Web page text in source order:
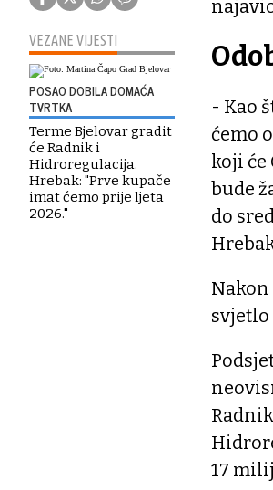
VEZANE VIJESTI
POSAO DOBILA DOMAĆA
TVRTKA
Terme Bjelovar gradit
će Radnik i
Hidroregulacija.
Hrebak: "Prve kupače
imat ćemo prije ljeta
2026."
- Kao
ćemo
koji će
bude
do
Nakon
17